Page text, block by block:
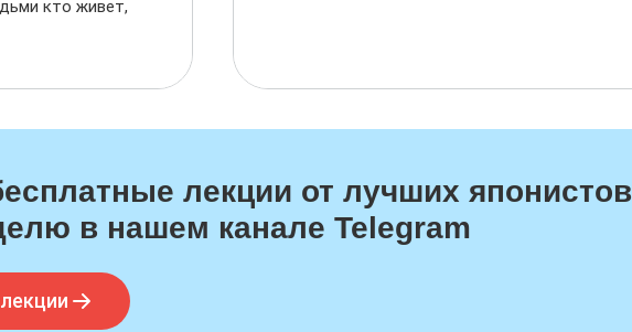
кто живет,
лекции от лучших японистов
в нашем канале Telegram